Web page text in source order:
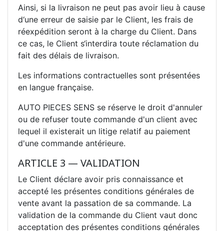
Ainsi, si la livraison ne peut pas avoir lieu à cause
d‘une erreur de saisie par le Client, les frais de
réexpédition seront à la charge du Client. Dans
ce cas, le Client s‘interdira toute réclamation du
fait des délais de livraison.
Les informations contractuelles sont présentées
en langue française.
AUTO PIECES SENS se réserve le droit d'annuler
ou de refuser toute commande d'un client avec
lequel il existerait un litige relatif au paiement
d'une commande antérieure.
ARTICLE 3 — VALIDATION
Le Client déclare avoir pris connaissance et
accepté les présentes conditions générales de
vente avant la passation de sa commande. La
validation de la commande du Client vaut donc
acceptation des présentes conditions générales